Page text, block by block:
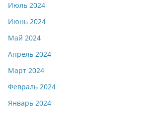
Июль 2024
Июнь 2024
Май 2024
Апрель 2024
Март 2024
Февраль 2024
Январь 2024